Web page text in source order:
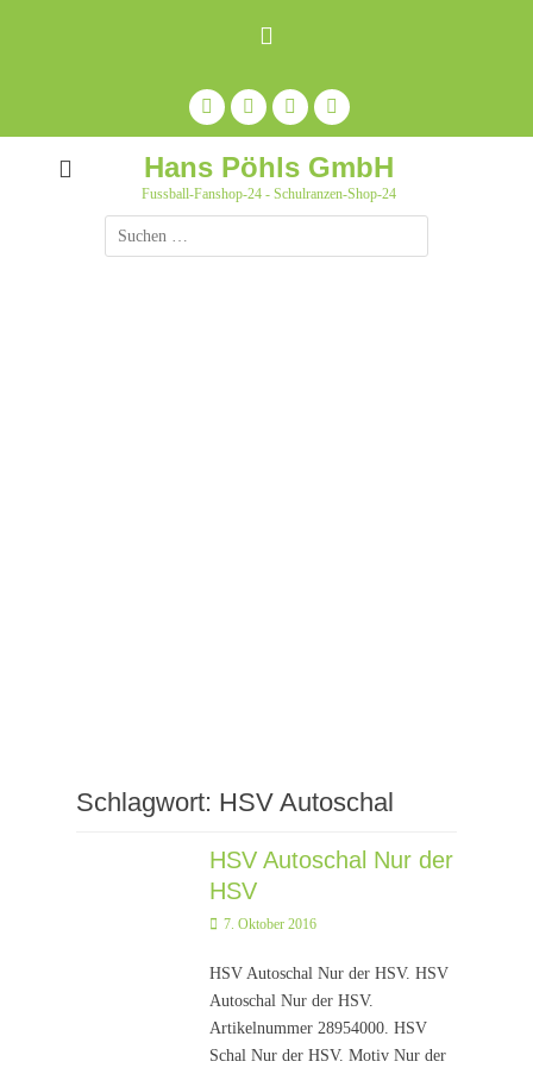
Facebook
Feed
Auf
Pinterest
pinnen
YouTube
Hans Pöhls GmbH
Fussball-Fanshop-24 - Schulranzen-Shop-24
Suche
nach:
Schlagwort: HSV Autoschal
HSV Autoschal Nur der
HSV
Posted
7. Oktober 2016
HSV Autoschal Nur der HSV. HSV
Autoschal Nur der HSV.
Artikelnummer 28954000. HSV
Schal Nur der HSV. Motiv Nur der